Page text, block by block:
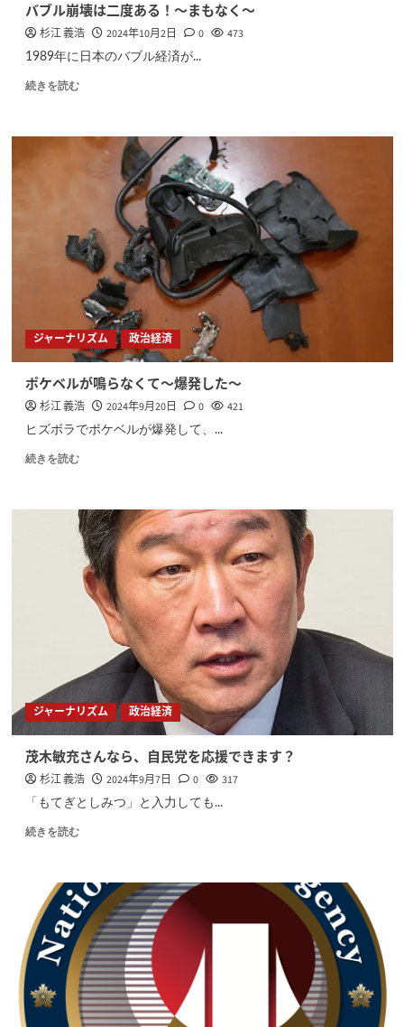
バブル崩壊は二度ある！〜まもなく〜
杉江 義浩 2024年10月2日 0 473
1989年に日本のバブル経済が...
続きを読む
ジャーナリズム 政治経済
ポケベルが鳴らなくて〜爆発した〜
杉江 義浩 2024年9月20日 0 421
ヒズボラでポケベルが爆発して、...
続きを読む
ジャーナリズム 政治経済
茂木敏充さんなら、自民党を応援できます？
杉江 義浩 2024年9月7日 0 317
「もてぎとしみつ」と入力しても...
続きを読む